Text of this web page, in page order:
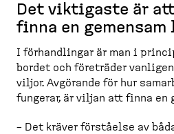
Det viktigaste är
finna en
I förhand­lingar är man i
bordet och företräder
viljor. Avgörande för hur
fungerar, är viljan att finna en
– Det kräver förståelse av